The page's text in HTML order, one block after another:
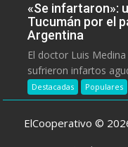
«Se infartaron»:
Tucumán por el
Argentina
El doctor Luis
sufrieron infartos
Destacadas Populares
ElCooperativo ©